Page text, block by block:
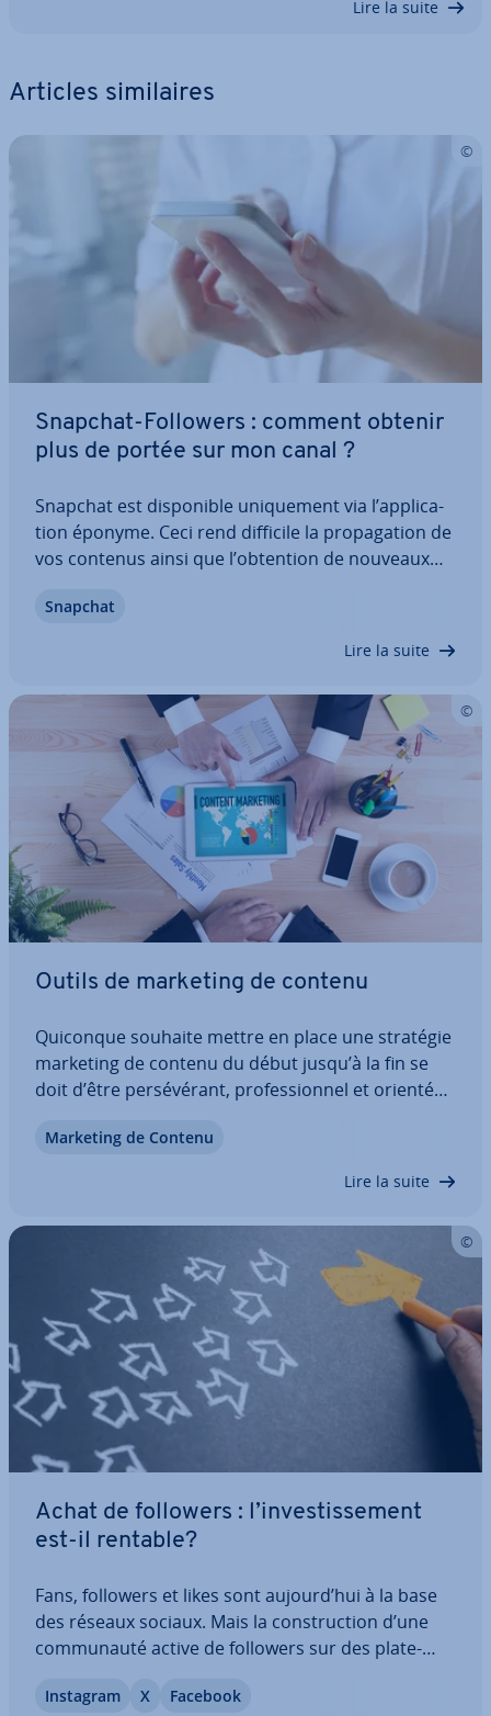
Lire la suite
Articles si­mi­laires
Snapchat-Followers : comment obtenir
plus de portée sur mon canal ?
Snapchat est dis­po­nible uni­que­ment via l’ap­pli­ca­
tion éponyme. Ceci rend difficile la pro­pa­ga­tion de
vos contenus ainsi que l’obtention de nouveaux
partie de votre groupe-cible qui n’utilise pas
Snapchat
Lire la suite
Outils de marketing de contenu
Quiconque souhaite mettre en place une stratégie
marketing de contenu du début jusqu’à la fin se
doit d’être per­sé­vé­rant, pro­fes­sion­nel et orienté
votre per­for­mance, le processus implique, en
Marketing de Contenu
Lire la suite
Achat de followers : l’in­ves­tis­se­ment
est-il rentable?
Fans, followers et likes sont aujourd’hui à la base
des réseaux sociaux. Mais la cons­truc­tion d’une
com­mu­nauté active de followers sur des pla­te­
simple, surtout au début. La con­cur­rence est rude
Instagram X Facebook